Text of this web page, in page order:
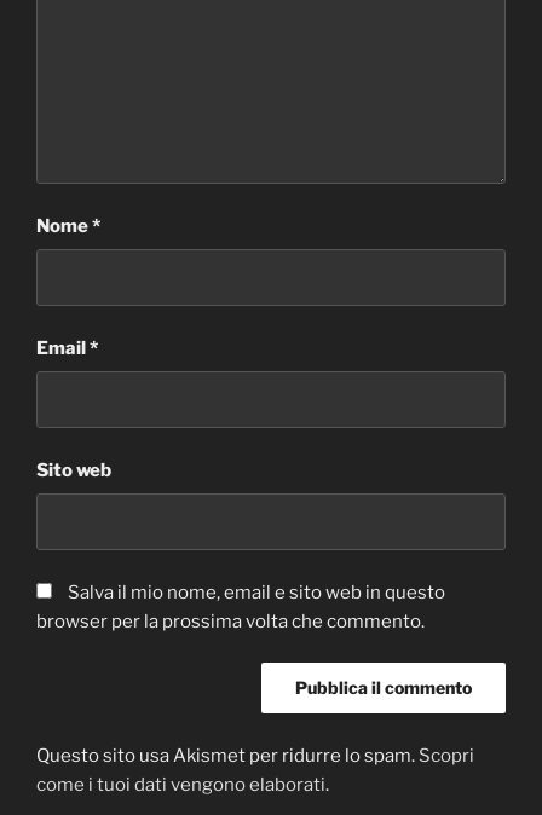
Nome*
Email*
Sito web
Salva il mio nome, email e sito web in questo
browser per la prossima volta che commento.
Questo sito usa Akismet per ridurre lo spam. Scopri
come i tuoi dati vengono elaborati.